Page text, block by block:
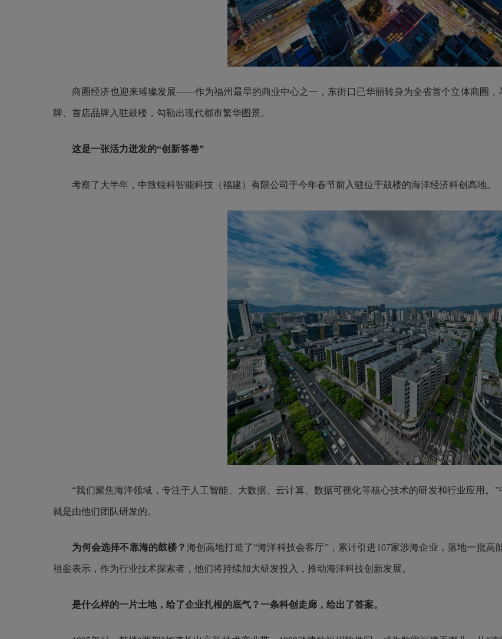
商圈经济也迎来璀璨发展——作为福州最早的商业中心之一，东街口已华丽转身为全省首个立体商圈，
牌、首店品牌入驻鼓楼，勾勒出现代都市繁华图景。
这是一张活力迸发的“创新答卷”
考察了大半年，中致锐科智能科技（福建）有限公司于今年春节前入驻位于鼓楼的海洋经济科创高地。
“我们聚焦海洋领域，专注于人工智能、大数据、云计算、数据可视化等核心技术的研发和行业应用。”
就是由他们团队研发的。
为何会选择不靠海的鼓楼？ 海创高地打造了“海洋科技会客厅”，累计引进107家涉海企业，落地一批高
祖銮表示，作为行业技术探索者，他们将持续加大研发投入，推动海洋科技创新发展。
是什么样的一片土地，给了企业扎根的底气？一条科创走廊，给出了答案。